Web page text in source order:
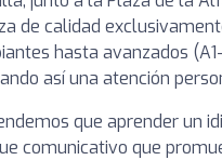
de calidad
hasta avanzados
así una atención
que aprender un
comunicativo que